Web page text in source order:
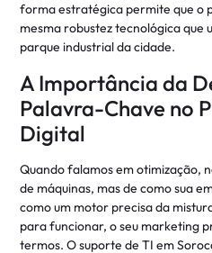
forma estratégica permite que o
mesma robustez tecnológica que
parque industrial da cidade.
A Importância da
Palavra-Chave no
Digital
Quando falamos em otimização,
de máquinas, mas de como sua
como um motor precisa da
para funcionar, o seu marketing
termos. O suporte de TI em